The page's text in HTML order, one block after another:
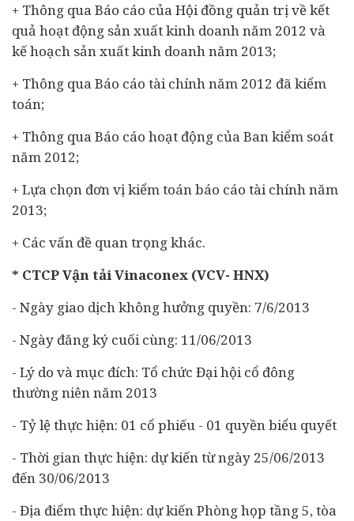
+ Thông qua Báo cáo của Hội đồng quản trị về kết
quả hoạt động sản xuất kinh doanh năm 2012 và
kế hoạch sản xuất kinh doanh năm 2013;
+ Thông qua Báo cáo tài chính năm 2012 đã kiểm
toán;
+ Thông qua Báo cáo hoạt động của Ban kiểm soát
năm 2012;
+ Lựa chọn đơn vị kiểm toán báo cáo tài chính năm
2013;
+ Các vấn đề quan trọng khác.
* CTCP Vận tải Vinaconex (VCV- HNX)
- Ngày giao dịch không hưởng quyền: 7/6/2013
- Ngày đăng ký cuối cùng: 11/06/2013
- Lý do và mục đích: Tổ chức Đại hội cổ đông
thường niên năm 2013
- Tỷ lệ thực hiện: 01 cổ phiếu - 01 quyền biểu quyết
- Thời gian thực hiện: dự kiến từ ngày 25/06/2013
đến 30/06/2013
- Địa điểm thực hiện: dự kiến Phòng họp tầng 5, tòa